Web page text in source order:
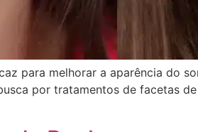
para melhorar a aparência do
por tratamentos de facetas